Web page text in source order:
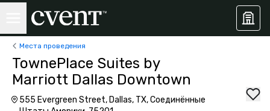
Места проведения
TownePlace Suites by
Marriott Dallas Downtown
555 Evergreen Street, Dallas, TX, Соединённые